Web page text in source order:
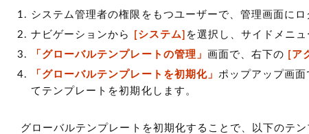
システム管理者の権限をもつユーザーで、管理画面にロ
ナビゲーションから
[システム] を選択し、サイドメニュ
「グローバルテンプレートの管理」 画面で、右下の [ア
「グローバルテンプレートを初期化」 ポップアップ画面
てテンプレートを初期化します。
グローバルテンプレートを初期化することで、以下のテ